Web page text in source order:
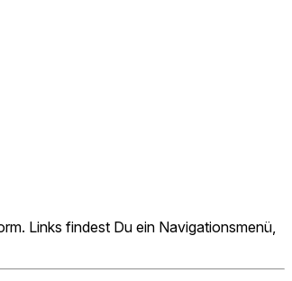
Links findest Du ein Navigationsmenü,